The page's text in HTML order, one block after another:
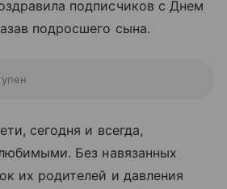
подписчиков с Днем
подросшего сына.
сегодня и всегда,
Без навязанных
их родителей и давления